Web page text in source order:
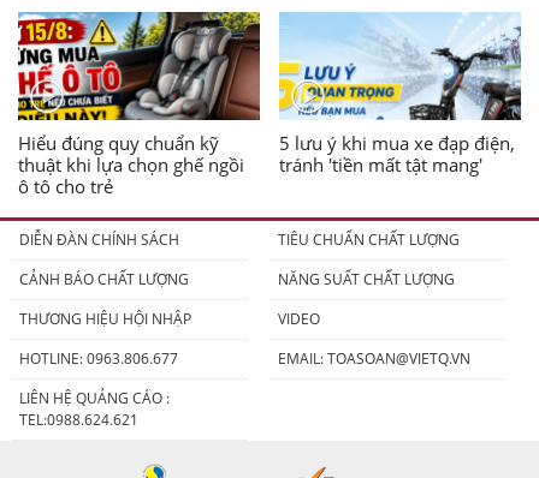
Hiểu đúng quy chuẩn kỹ
thuật khi lựa chọn ghế ngồi
ô tô cho trẻ
5 lưu ý khi mua xe đạp điện,
tránh 'tiền mất tật mang'
DIỄN ĐÀN CHÍNH SÁCH
TIÊU CHUẨN CHẤT LƯỢNG
CẢNH BÁO CHẤT LƯỢNG
NĂNG SUẤT CHẤT LƯỢNG
THƯƠNG HIỆU HỘI NHẬP
VIDEO
HOTLINE: 0963.806.677
EMAIL:TOASOAN@VIETQ.VN
LIÊN HỆ QUẢNG CÁO :
TEL:0988.624.621